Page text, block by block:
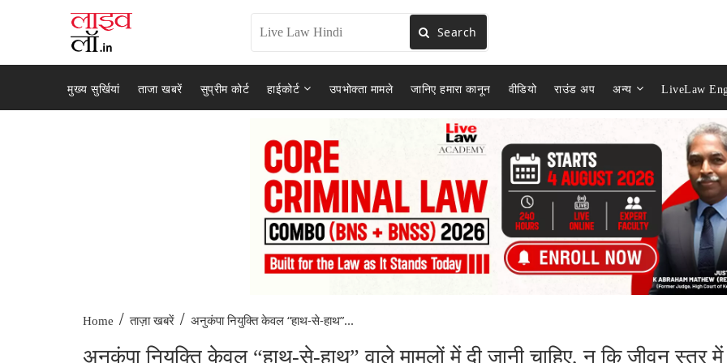
Search
मुख्य सुर्खियां ताजा खबरें सुप्रीम कोर्ट हाईकोर्ट उपभोक्ता मामले जानिए हमारा कानून वीडियो राउंड अप अन्य LiveLaw
Home / ताज़ा खबरें / अनुकंपा नियुक्ति केवल “हाथ-से-हाथ”...
अनुकंपा नियुक्ति केवल “हाथ-से-हाथ” वाले मामलों में दी जानी चाहिए, न कि जीवन स्तर में